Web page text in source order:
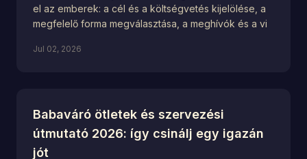
el az emberek: a cél és a költségvetés kijelölése, a
megfelelő forma megválasztása, a meghívók és a vi
Jul 02, 2026
Babaváró ötletek és szervezési
útmutató 2026: így csinálj egy igazán
jót